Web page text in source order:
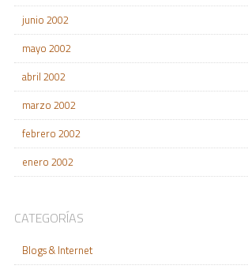
junio 2002
mayo 2002
abril 2002
marzo 2002
febrero 2002
enero 2002
CATEGORÍAS
Blogs & Internet